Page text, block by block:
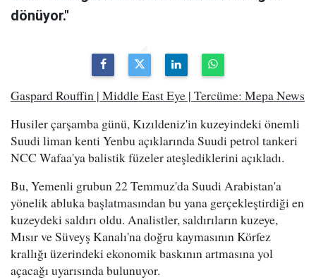
dönüyor."
Gaspard Rouffin | Middle East Eye | Tercüme: Mepa News
Husiler çarşamba günü, Kızıldeniz'in kuzeyindeki önemli
Suudi liman kenti Yenbu açıklarında Suudi petrol tankeri
NCC Wafaa'ya balistik füzeler ateşlediklerini açıkladı.
Bu, Yemenli grubun 22 Temmuz'da Suudi Arabistan'a
yönelik abluka başlatmasından bu yana gerçekleştirdiği en
kuzeydeki saldırı oldu. Analistler, saldırıların kuzeye,
Mısır ve Süveyş Kanalı'na doğru kaymasının Körfez
krallığı üzerindeki ekonomik baskının artmasına yol
açacağı uyarısında bulunuyor.